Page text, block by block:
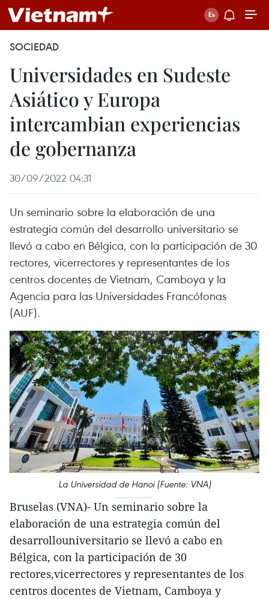
SOCIEDAD
Universidades en Sudeste
Asiático y Europa
intercambian experiencias
de gobernanza
30/09/2022 04:31
Un seminario sobre la elaboración de una
estrategia común del desarrollo universitario se
llevó a cabo en Bélgica, con la participación de 30
rectores, vicerrectores y representantes de los
centros docentes de Vietnam, Camboya y la
Agencia para las Universidades Francófonas
(AUF).
La Universidad de Hanoi (Fuente: VNA)
Bruselas (VNA)- Un seminario sobre la
elaboración de una estrategia común del
desarrollouniversitario se llevó a cabo en
Bélgica, con la participación de 30
rectores,vicerrectores y representantes de los
centros docentes de Vietnam, Camboya y